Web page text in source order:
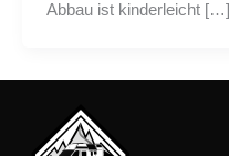
Abbau ist kinderleicht […]